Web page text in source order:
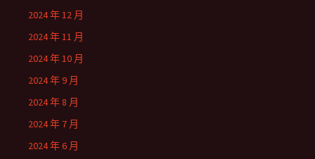
2024 年 12 月
2024 年 11 月
2024 年 10 月
2024 年 9 月
2024 年 8 月
2024 年 7 月
2024 年 6 月